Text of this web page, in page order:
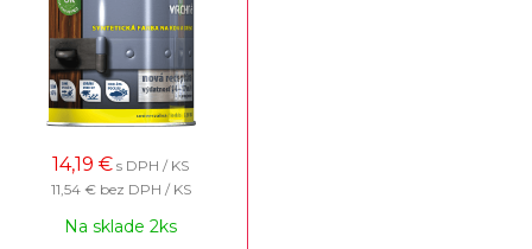
14,19 € s DPH / KS
11,54 € bez DPH / KS
Na sklade 2ks